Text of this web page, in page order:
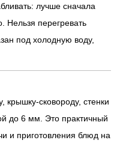
лучше сначала
Нельзя перегревать
под холодную воду,
крышку-сковороду, стенки
до 6 мм. Это практичный
и приготовления блюд на